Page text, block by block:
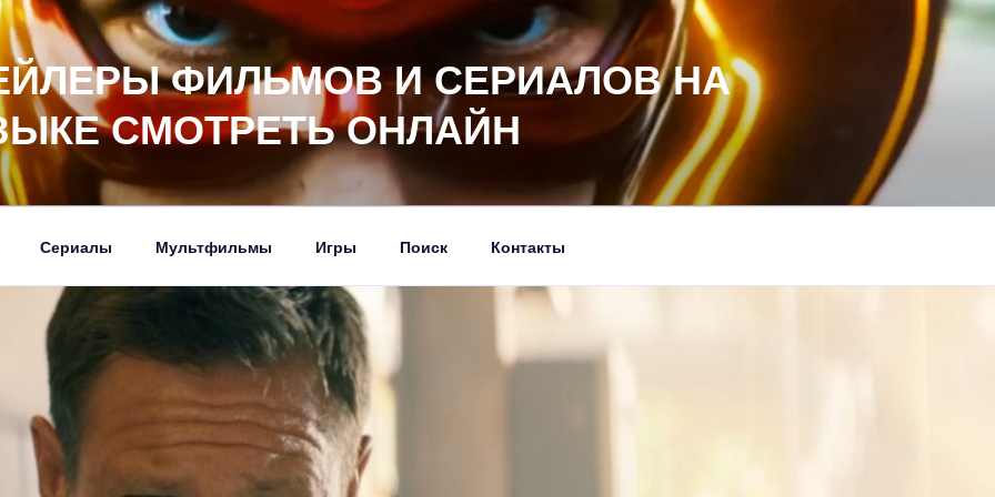
ФИЛЬМОВ И СЕРИАЛОВ НА
СМОТРЕТЬ ОНЛАЙН
Сериалы Мультфильмы Игры Поиск Контакты